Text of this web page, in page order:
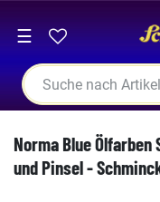
☰
Norma Blue
und Pinsel -